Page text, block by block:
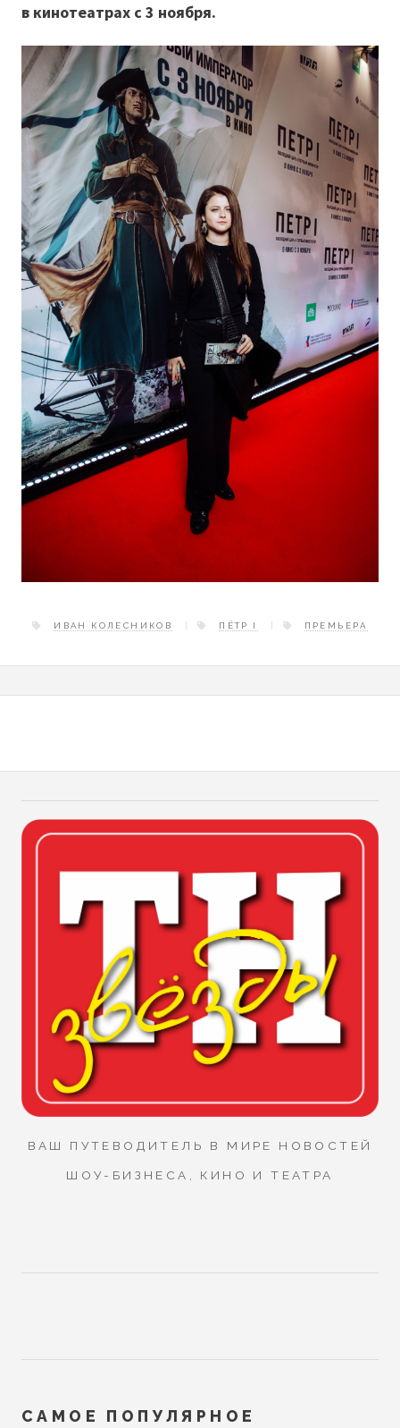
в кинотеатрах с 3 ноября.
ИВАН КОЛЕСНИКОВ ПЁТР I ПРЕМЬЕРА
ВАШ ПУТЕВОДИТЕЛЬ В МИРЕ НОВОСТЕЙ
ШОУ-БИЗНЕСА, КИНО И ТЕАТРА
САМОЕ ПОПУЛЯРНОЕ